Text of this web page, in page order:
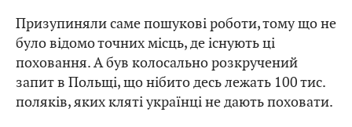
Призупиняли саме пошукові роботи, тому що не
було відомо точних місць, де існують ці
поховання. А був колосально розкручений
запит в Польщі, що нібито десь лежать 100 тис.
поляків, яких кляті українці не дають поховати.